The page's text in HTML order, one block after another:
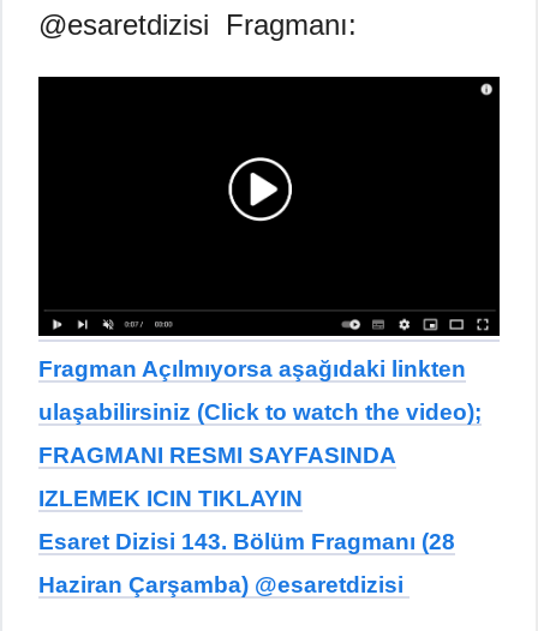
@esaretdizisi ​ Fragmanı:
Fragman Açılmıyorsa aşağıdaki linkten
ulaşabilirsiniz (Click to watch the video);
FRAGMANI RESMI SAYFASINDA
IZLEMEK ICIN TIKLAYIN
Esaret Dizisi 143. Bölüm Fragmanı (28
Haziran Çarşamba) @esaretdizisi ​